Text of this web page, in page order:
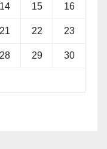
14 15 16
21 22 23
28 29 30